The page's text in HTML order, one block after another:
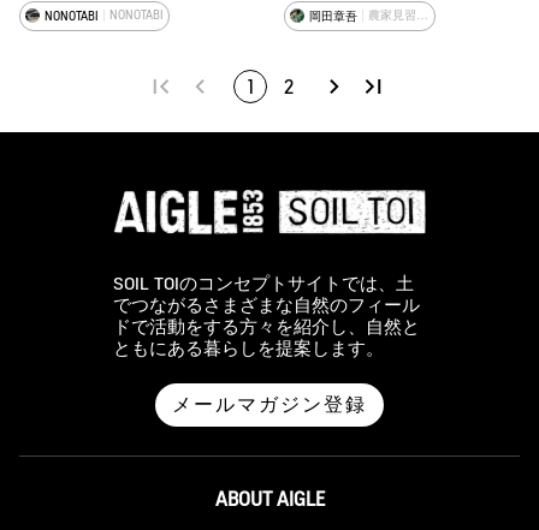
NONOTABI NONOTABI 岡田章吾 農家見習い兼モデル
1 2
SOIL TOIのコンセプトサイトでは、土
でつながるさまざまな自然のフィール
ドで活動をする方々を紹介し、自然と
ともにある暮らしを提案します。
メールマガジン登録
ABOUT AIGLE